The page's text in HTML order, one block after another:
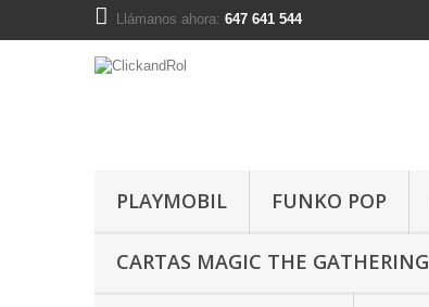
Llámanos ahora: 647 641 544
PLAYMOBIL FUNKO POP
CARTAS MAGIC THE GATHERING